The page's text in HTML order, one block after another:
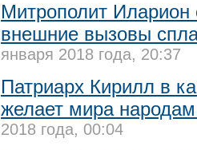
Митрополит Иларион
внешние вызовы
января 2018 года, 20:37
Патриарх Кирилл в
желает мира
2018 года, 00:04